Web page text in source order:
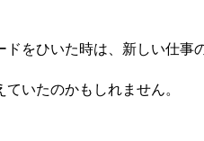
ドをひいた時は、新しい仕事
ていたのかもしれません。